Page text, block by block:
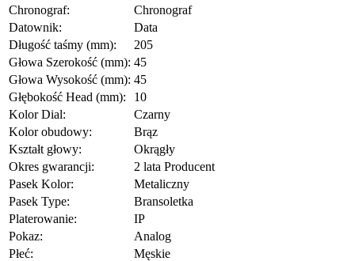
Chronograf:
Chronograf
Datownik:
Data
Długość taśmy (mm):
205
Głowa Szerokość (mm): 45
Głowa Wysokość (mm): 45
Głębokość Head (mm):
10
Kolor Dial:
Czarny
Kolor obudowy:
Brąz
Kształt głowy:
Okrągły
Okres gwarancji:
2 lata Producent
Pasek Kolor:
Metaliczny
Pasek Type:
Bransoletka
Platerowanie:
IP
Pokaz:
Analog
Płeć:
Męskie